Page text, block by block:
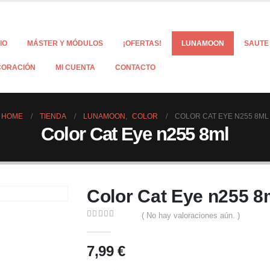
MÁSTER Y MÓDULOS ¡OFERTAS! LUNAMOON
MI CUENTA CONTACTO
HOME TIENDA LUNAMOON , COLOR COLOR CAT EYE N255 8ML
Color Cat Eye n255 8ml
Color Cat Eye n255
( No hay valoraciones aún. )
7,99 €